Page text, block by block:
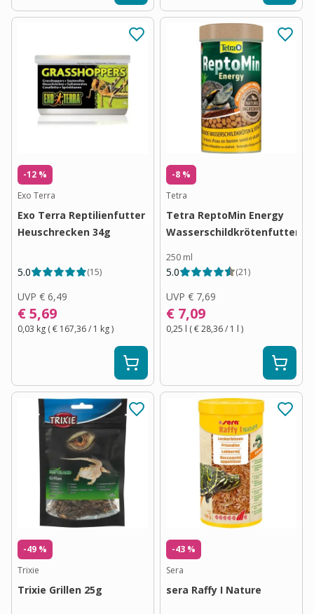
-12 %
Exo Terra
Exo Terra Reptilienfutter
Heuschrecken 34g
5.0 (15)
UVP € 6,49
€ 5,69
0,03 kg (€ 167,36/ 1 kg)
-8 %
Tetra
Tetra ReptoMin Energy
Wasserschildkrötenfutter
250 ml
5.0 (21)
UVP € 7,69
€ 7,09
0,25 l (€ 28,36/ 1 l )
-49 %
Trixie
Trixie Grillen 25g
-43 %
Sera
sera Raffy I Nature